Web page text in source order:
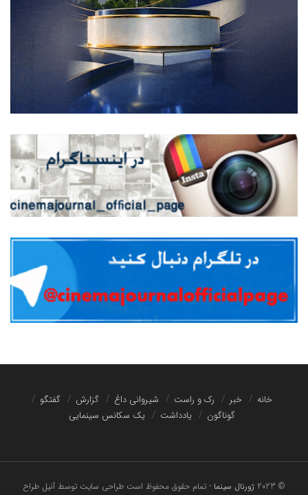
خانه خبر رک و راست شیروانی داغ گزارش
گفتگو
گوناگون
یادداشت یک سکانس سینمایی
© 2023 ژورنال سینما - تمام حقوق محفوظ استطراحی سایت توسط آنیل طراح